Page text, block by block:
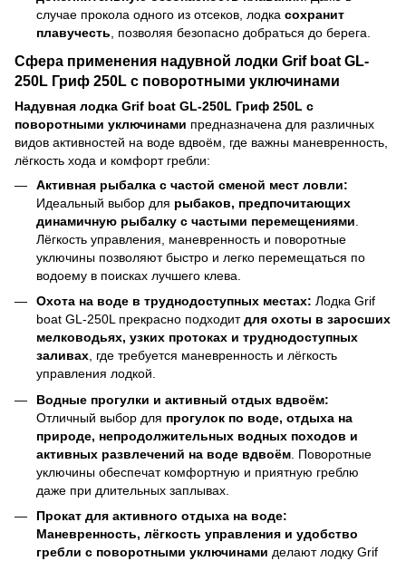
случае прокола одного из отсеков, лодка сохранит
плавучесть , позволяя безопасно добраться до берега.
Сфера применения надувной лодки Grif boat GL-
250L Гриф 250L с поворотными уключинами
Надувная лодка Grif boat GL-250L Гриф 250L с
поворотными уключинами предназначена для различных
видов активностей на воде вдвоём, где важны маневренность,
лёгкость хода и комфорт гребли:
Активная рыбалка с частой сменой мест ловли:
Идеальный выбор для рыбаков, предпочитающих
динамичную рыбалку с частыми перемещениями
Лёгкость управления, маневренность и поворотные
уключины позволяют быстро и легко перемещаться по
водоему в поисках лучшего клева.
Охота на воде в труднодоступных местах: Лодка Grif
boat GL-250L прекрасно подходитдля охоты в заросших
мелководьях, узких протоках и труднодоступных
заливах , где требуется маневренность и лёгкость
управления лодкой.
Водные прогулки и активный отдых вдвоём:
Отличный выбор для прогулок по воде, отдыха на
природе, непродолжительных водных походов и
активных развлечений на воде вдвоём . Поворотные
уключины обеспечат комфортную и приятную греблю
даже при длительных заплывах.
Прокат для активного отдыха на воде:
Маневренность, лёгкость управления и удобство
гребли с поворотными уключинами делают лодку Grif